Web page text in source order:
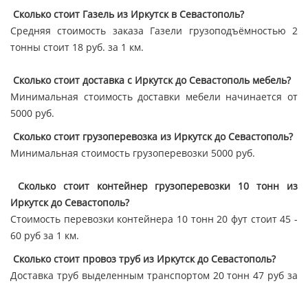
Сколько стоит Газель из Иркутск в Севастополь?
Средняя стоимость заказа Газели грузоподъёмностью 2
тонны стоит 18 руб. за 1 км.
Сколько стоит доставка с Иркутск до Севастополь мебель?
Минимальная стоимость доставки мебели начинается от
5000 руб.
Сколько стоит грузоперевозка из Иркутск до Севастополь?
Минимальная стоимость грузоперевозки 5000 руб.
Сколько стоит контейнер грузоперевозки 10 тонн из
Иркутск до Севастополь?
Стоимость перевозки контейнера 10 тонн 20 фут стоит 45 -
60 руб за 1 км.
Сколько стоит провоз труб из Иркутск до Севастополь?
Доставка труб выделенным транспортом 20 тонн 47 руб за